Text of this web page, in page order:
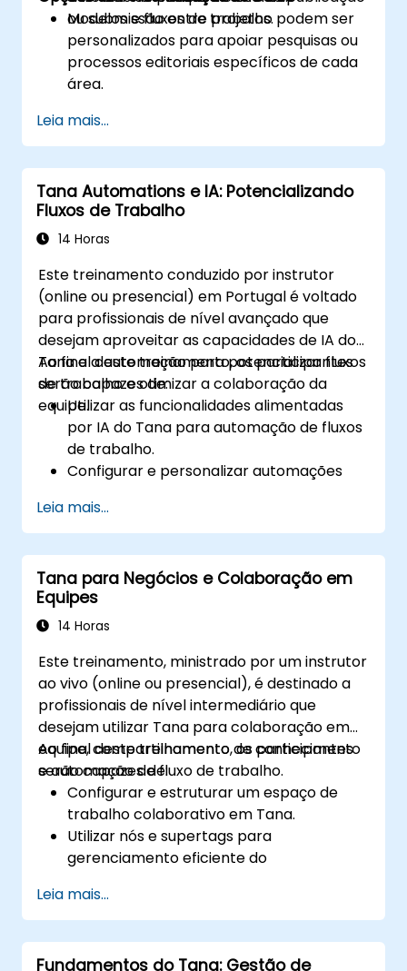
ou submissão entre projetos.
Modelos e fluxos de trabalho podem ser
personalizados para apoiar pesquisas ou
processos editoriais específicos de cada
área.
Leia mais...
Tana Automations e IA: Potencializando
Fluxos de Trabalho
14 Horas
Este treinamento conduzido por instrutor
(online ou presencial) em Portugal é voltado
para profissionais de nível avançado que
desejam aproveitar as capacidades de IA do
Tana e a automação para potencializar fluxos
de trabalho e otimizar a colaboração da
equipe.
Ao final deste treinamento, os participantes
serão capazes de:
Utilizar as funcionalidades alimentadas
por IA do Tana para automação de fluxos
de trabalho.
Configurar e personalizar automações
Integrar a gestão do conhecimento
alimentada por IA na colaboração da
equipe.
Otimizar a recuperação de dados,
execução de tarefas e tomada de
decisões com ferramentas de IA.
Leia mais...
Tana para Negócios e Colaboração em
Equipes
14 Horas
Este treinamento, ministrado por um instrutor
ao vivo (online ou presencial), é destinado a
profissionais de nível intermediário que
desejam utilizar Tana para colaboração em
equipe, compartilhamento de conhecimento
e automação de fluxo de trabalho.
Ao final deste treinamento, os participantes
serão capazes de:
Configurar e estruturar um espaço de
trabalho colaborativo em Tana.
Utilizar nós e supertags para
gerenciamento eficiente do
Simplificar o gerenciamento de projetos e
tarefas com os recursos de automação
do Tana.
Leia mais...
Fundamentos do Tana: Gestão de